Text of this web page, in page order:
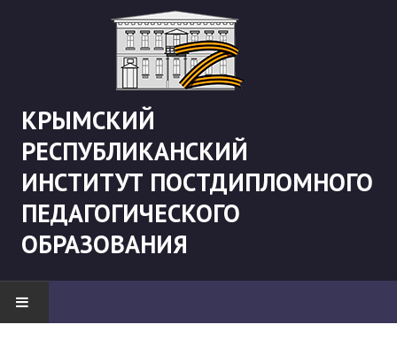
КРЫМСКИЙ
РЕСПУБЛИКАНСКИЙ
ИНСТИТУТ ПОСТДИПЛОМНОГО
ПЕДАГОГИЧЕСКОГО
ОБРАЗОВАНИЯ